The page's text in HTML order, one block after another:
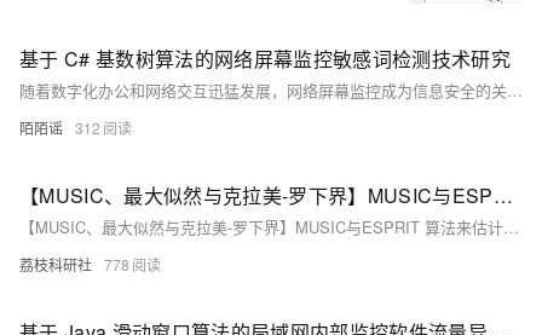
基于 C# 基数树算法的网络屏幕监控敏感词检测技术研究
随着数字化办公和网络交互迅猛发展，网络屏幕监控成为信息安全的关键。基数树（Trie Tree）凭借高效的字符串处理能力，在敏感词检测中表现出色。结合C#语言，可构建高时效、高准确率的敏感词识别模块，提升网络安全防护能力。
陌陌谣 312
【MUSIC、最大似然与克拉美-罗下界】MUSIC与ESPRIT 算法来估计到达角(AoA)，并尝试推导克拉美-罗下界(CRLB)以分析其性能研究（Matlab代码实现）
【MUSIC、最大似然与克拉美-罗下界】MUSIC与ESPRIT 算法来估计到达角(AoA)，并尝试推导克拉美-罗下界(CRLB)以分析其性能研究（Matlab代码实现）
荔枝科研社 778